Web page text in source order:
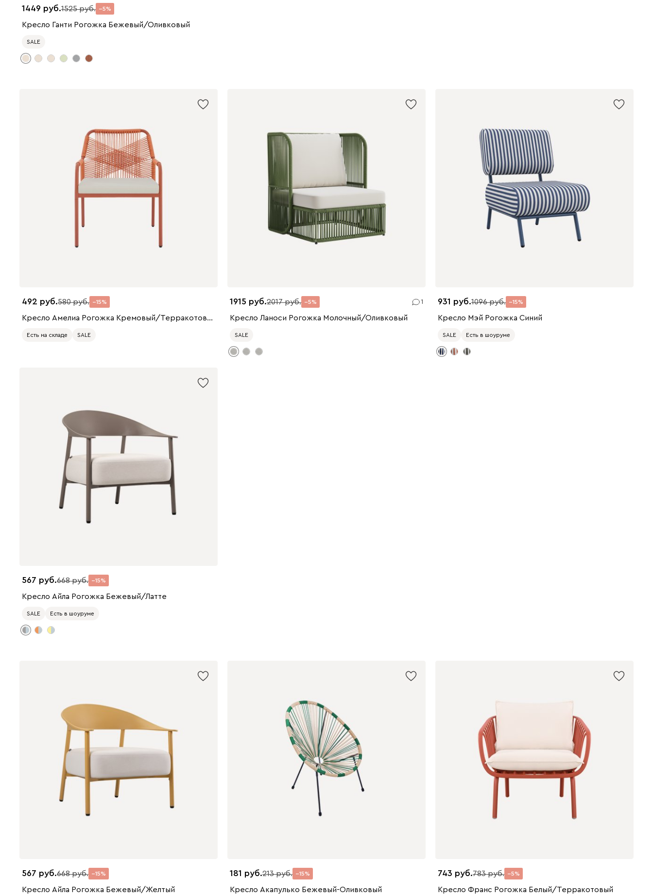
1449 1525 5
Кресло Ганти Рогожка Бежевый/Оливковый
SALE
492 580 15
Кресло Амелиа Рогожка Кремовый/Терракотовый
Есть на складе SALE
1915 2017 5 1
Кресло Ланоси Рогожка Молочный/Оливковый
SALE
931 1096 15
Кресло Мэй Рогожка Синий
SALE Есть в шоуруме
567 668 15
Кресло Айла Рогожка Бежевый/Латте
SALE Есть в шоуруме
567 668 15
Кресло Айла Рогожка Бежевый/Желтый
181 213 15
Кресло Акапулько Бежевый-Оливковый
743 783 5
Кресло Франс Рогожка Белый/Терракотовый